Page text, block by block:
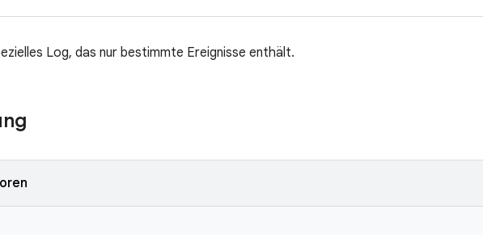
Log, das nur bestimmte Ereignisse enthält.